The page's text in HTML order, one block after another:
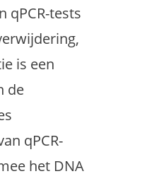
qPCR-tests
is een
de
qPCR-
het DNA